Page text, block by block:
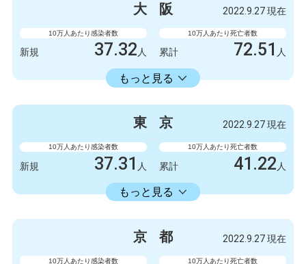
大 阪 2022.9.27 現在
10万人あたり感染者数
新規 37.32 人
10万人あたり死亡者数
累計 72.51 人
もっと見る
23598.73人
3300人 新規
6412
東 京 2022.9.27 現在
10万人あたり感染者数
新規 37.31 人
10万人あたり死亡者数
累計 41.22 人
もっと見る
22429.74人
5247人 新規
3154675 5798
京 都 2022.9.27 現在
10万人あたり感染者数 10万人あたり死亡者数